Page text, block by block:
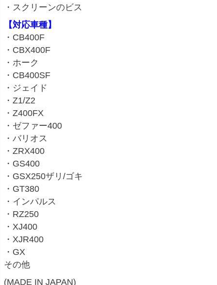
・スクリーンのビス
【対応車種】
・CB400F
・CBX400F
・ホーク
・CB400SF
・ジェイド
・Z1/Z2
・Z400FX
・ゼファー400
・バリオス
・ZRX400
・GS400
・GSX250ザリ/ゴキ
・GT380
・インパルス
・RZ250
・XJ400
・XJR400
・GX
その他
(MADE IN JAPAN)